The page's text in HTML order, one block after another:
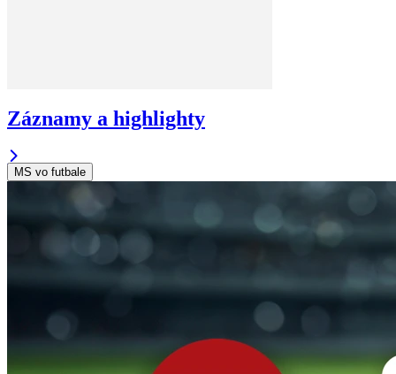
Záznamy a highlighty
MS vo futbale